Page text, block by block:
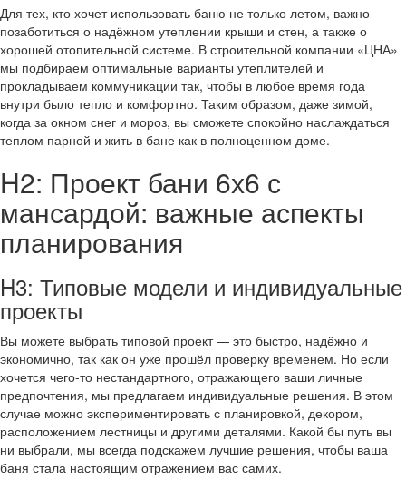
Для тех, кто хочет использовать баню не только летом, важно
позаботиться о надёжном утеплении крыши и стен, а также о
хорошей отопительной системе. В строительной компании «ЦНА»
мы подбираем оптимальные варианты утеплителей и
прокладываем коммуникации так, чтобы в любое время года
внутри было тепло и комфортно. Таким образом, даже зимой,
когда за окном снег и мороз, вы сможете спокойно наслаждаться
теплом парной и жить в бане как в полноценном доме.
H2: Проект бани 6х6 с
мансардой: важные аспекты
планирования
H3: Типовые модели и индивидуальные
проекты
Вы можете выбрать типовой проект — это быстро, надёжно и
экономично, так как он уже прошёл проверку временем. Но если
хочется чего-то нестандартного, отражающего ваши личные
предпочтения, мы предлагаем индивидуальные решения. В этом
случае можно экспериментировать с планировкой, декором,
расположением лестницы и другими деталями. Какой бы путь вы
ни выбрали, мы всегда подскажем лучшие решения, чтобы ваша
баня стала настоящим отражением вас самих.